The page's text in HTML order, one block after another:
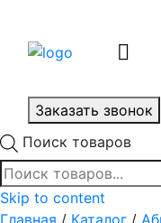
Заказать звонок
Поиск товаров
Skip to content